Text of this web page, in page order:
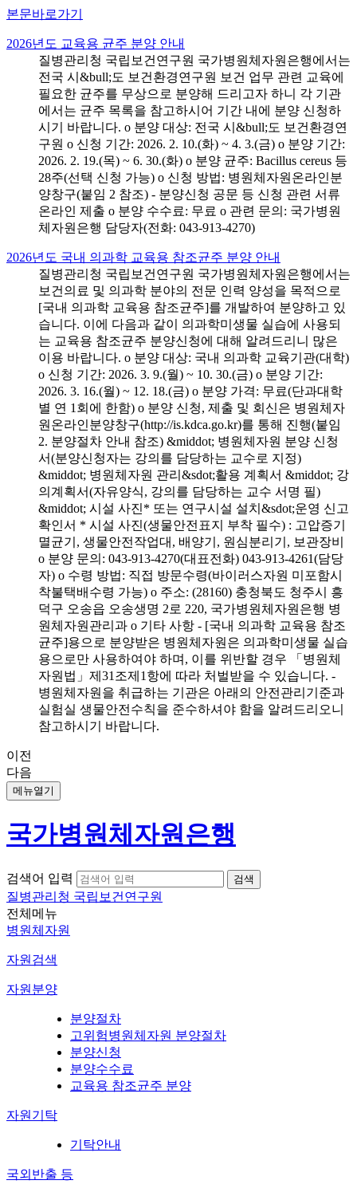
본문바로가기
2026년도 교육용 균주 분양 안내
질병관리청 국립보건연구원 국가병원체자원은행에서는
전국 시&bull;도 보건환경연구원 보건 업무 관련 교육에
필요한 균주를 무상으로 분양해 드리고자 하니 각 기관
에서는 균주 목록을 참고하시어 기간 내에 분양 신청하
시기 바랍니다. o 분양 대상: 전국 시&bull;도 보건환경연
구원 o 신청 기간: 2026. 2. 10.(화) ~ 4. 3.(금) o 분양 기간:
2026. 2. 19.(목) ~ 6. 30.(화) o 분양 균주: Bacillus cereus 등
28주(선택 신청 가능) o 신청 방법: 병원체자원온라인분
양창구(붙임 2 참조) - 분양신청 공문 등 신청 관련 서류
온라인 제출 o 분양 수수료: 무료 o 관련 문의: 국가병원
체자원은행 담당자(전화: 043-913-4270)
2026년도 국내 의과학 교육용 참조균주 분양 안내
질병관리청 국립보건연구원 국가병원체자원은행에서는
보건의료 및 의과학 분야의 전문 인력 양성을 목적으로
[국내 의과학 교육용 참조균주]를 개발하여 분양하고 있
습니다. 이에 다음과 같이 의과학미생물 실습에 사용되
는 교육용 참조균주 분양신청에 대해 알려드리니 많은
이용 바랍니다. o 분양 대상: 국내 의과학 교육기관(대학)
o 신청 기간: 2026. 3. 9.(월) ~ 10. 30.(금) o 분양 기간:
2026. 3. 16.(월) ~ 12. 18.(금) o 분양 가격: 무료(단과대학
별 연 1회에 한함) o 분양 신청, 제출 및 회신은 병원체자
원온라인분양창구(http://is.kdca.go.kr)를 통해 진행(붙임
2. 분양절차 안내 참조) &middot; 병원체자원 분양 신청
서(분양신청자는 강의를 담당하는 교수로 지정)
&middot; 병원체자원 관리&sdot;활용 계획서 &middot; 강
의계획서(자유양식, 강의를 담당하는 교수 서명 필)
&middot; 시설 사진* 또는 연구시설 설치&sdot;운영 신고
확인서 * 시설 사진(생물안전표지 부착 필수) : 고압증기
멸균기, 생물안전작업대, 배양기, 원심분리기, 보관장비
o 분양 문의: 043-913-4270(대표전화) 043-913-4261(담당
자) o 수령 방법: 직접 방문수령(바이러스자원 미포함시
착불택배수령 가능) o 주소: (28160) 충청북도 청주시 흥
덕구 오송읍 오송생명 2로 220, 국가병원체자원은행 병
원체자원관리과 o 기타 사항 - [국내 의과학 교육용 참조
균주]용으로 분양받은 병원체자원은 의과학미생물 실습
용으로만 사용하여야 하며, 이를 위반할 경우 「병원체
자원법」제31조제1항에 따라 처벌받을 수 있습니다. -
병원체자원을 취급하는 기관은 아래의 안전관리기준과
실험실 생물안전수칙을 준수하셔야 함을 알려드리오니
참고하시기 바랍니다.
이전
다음
메뉴열기
국가병원체자원은행
검색어 입력
질병관리청 국립보건연구원
전체메뉴
병원체자원
자원검색
자원분양
분양절차
고위험병원체자원 분양절차
분양신청
분양수수료
교육용 참조균주 분양
자원기탁
기탁안내
국외반출 등